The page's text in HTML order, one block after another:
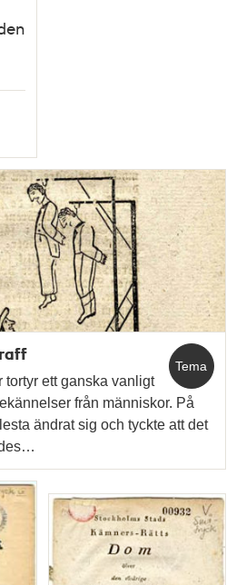
Tema
tortyr ett ganska vanligt
från människor. På
ändrat sig och tyckte att det